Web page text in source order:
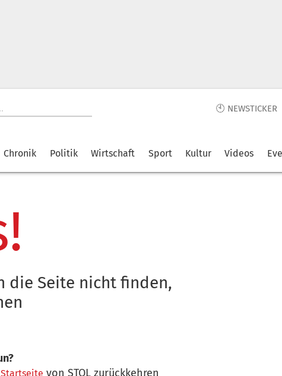
🕙 NEWSTICKER
Chronik Politik Wirtschaft Sport Kultur Videos
die Seite nicht finden,
Startseite von STOL zurückkehren